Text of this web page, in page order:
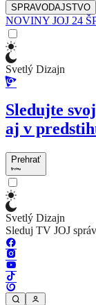
SPRAVODAJSTVO
NOVINY JOJ 24
Svetlý Dizajn
Sledujte
aj v
Prehrať
Svetlý Dizajn
Sleduj TV JOJ